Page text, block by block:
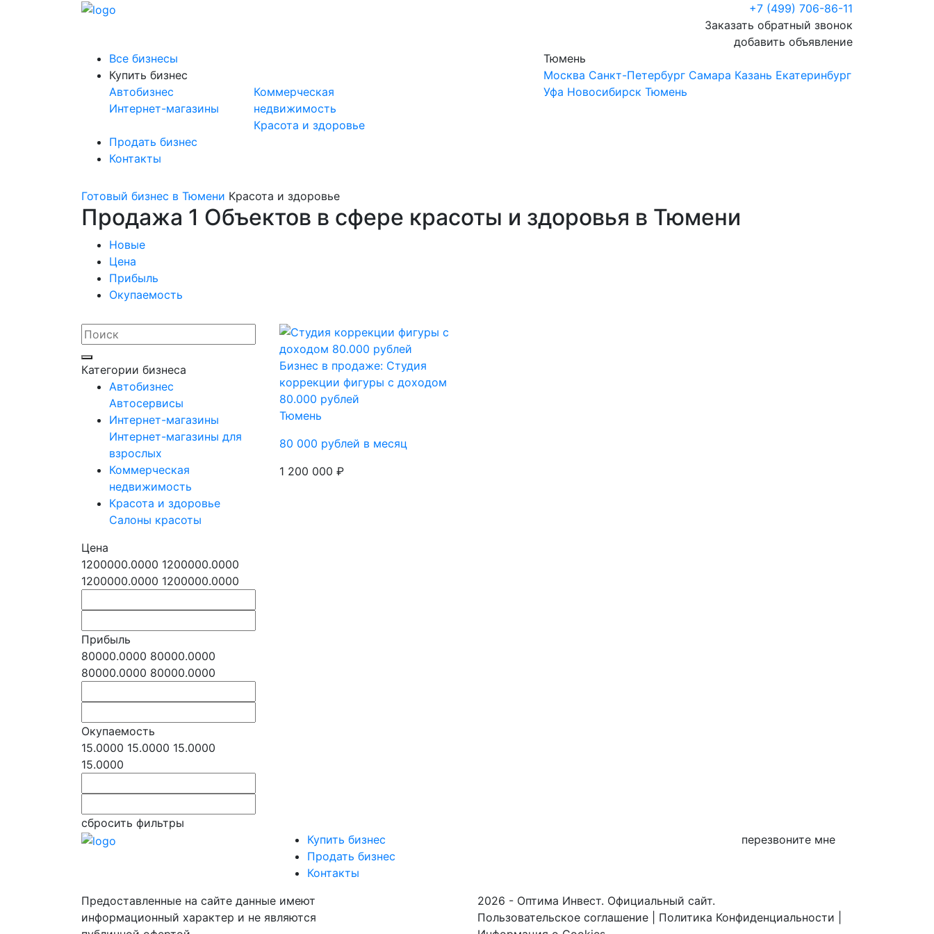
+7 (499) 706-86-11
Заказать обратный звонок
добавить объявление
Все бизнесы
Купить бизнес
Автобизнес
Интернет-магазины
Коммерческая
недвижимость
Красота и здоровье
Продать бизнес
Контакты
Тюмень
Москва Санкт-Петербург Самара Казань Екатеринбург
Уфа Новосибирск Тюмень
Готовый бизнес в Тюмени Красота и здоровье
Продажа 1 Объектов в сфере красоты и здоровья в Тюмени
Новые
Цена
Прибыль
Окупаемость
Категории бизнеса
Автобизнес
Автосервисы
Интернет-магазины
Интернет-магазины для
взрослых
Коммерческая
недвижимость
Красота и здоровье
Салоны красоты
Цена
1200000.0000 1200000.0000
1200000.0000 1200000.0000
Прибыль
80000.0000 80000.0000
80000.0000 80000.0000
Окупаемость
15.0000 15.0000 15.0000
15.0000
сбросить фильтры
Бизнес в продаже: Студия
коррекции фигуры с доходом
80.000 рублей
Тюмень
80 000 рублей в месяц
1 200 000 ₽
Купить бизнес
Продать бизнес
Контакты
перезвоните мне
Предоставленные на сайте данные имеют
информационный характер и не являются
2026 - Оптима Инвест. Официальный сайт.
Пользовательское соглашение
Политика Конфиденциальности